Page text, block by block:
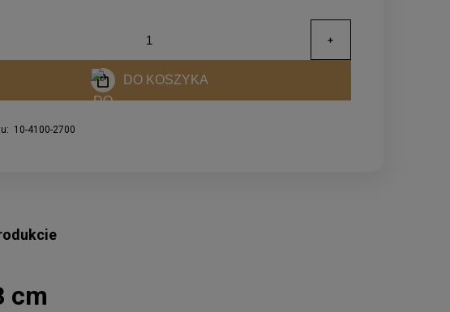
DO KOSZYKA
10-4100-2700
cm